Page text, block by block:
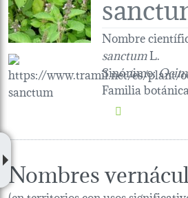
Nombre
sanctumL.
Sinónimo:
Familia botánica
Nombres